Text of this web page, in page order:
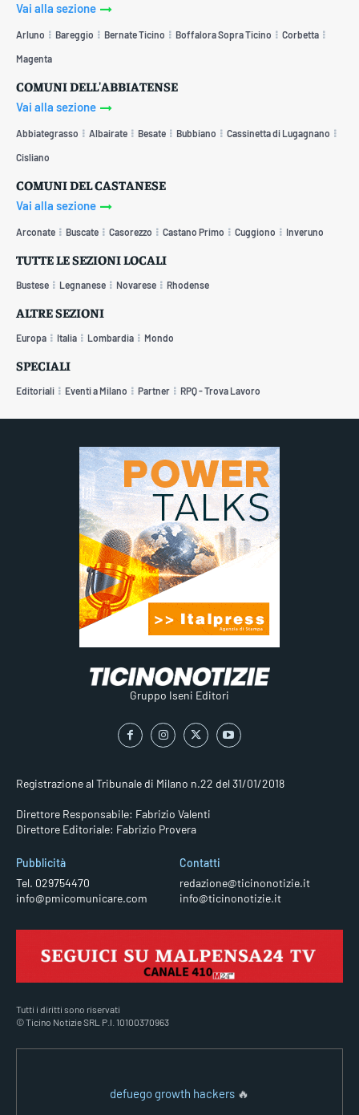
Vai alla sezione
Arluno Bareggio Bernate Ticino Boffalora Sopra Ticino Corbetta
Magenta
COMUNI DELL'ABBIATENSE
Vai alla sezione
Abbiategrasso Albairate Besate Bubbiano Cassinetta di Lugagnano
Cisliano
COMUNI DEL CASTANESE
Vai alla sezione
Arconate Buscate Casorezzo Castano Primo Cuggiono Inveruno
TUTTE LE SEZIONI LOCALI
Bustese Legnanese Novarese Rhodense
ALTRE SEZIONI
Europa Italia Lombardia Mondo
SPECIALI
Editoriali Eventi a Milano Partner RPQ - Trova Lavoro
Gruppo Iseni Editori
Registrazione al Tribunale di Milano n.22 del 31/01/2018
Direttore Responsabile: Fabrizio Valenti
Direttore Editoriale: Fabrizio Provera
Pubblicità
Tel. 029754470
info@pmicomunicare.com
Contatti
redazione@ticinonotizie.it
info@ticinonotizie.it
Tutti i diritti sono riservati
© Ticino Notizie SRL P.I. 10100370963
defuego growth hackers 🔥